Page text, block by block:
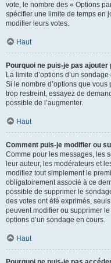
vote, le nombre des « Options
spécifier une limite de temps en
modifier leurs votes.
Haut
Pourquoi ne puis-je pas ajouter
La limite d’options d’un
Si le nombre d’options que
trop restreint, essayez de
possible de l’augmenter.
Haut
Comment puis-je modifier ou
Comme pour les messages, les
leur auteur, les modérateurs et
modifiez tout simplement le
obligatoirement associé à ce
possible de supprimer le
des votes ont été exprimés,
peuvent modifier ou supprimer
options d’un sondage en cours.
Haut